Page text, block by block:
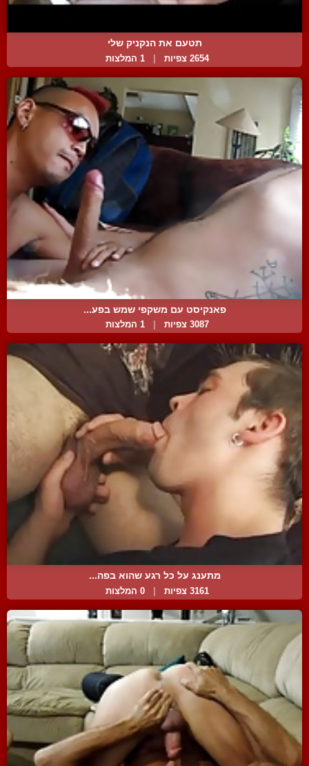
תטעם את הנקניק שלי
2654 צפיות 1 המלצות
פאנקיסט עם משקפי שמש בפע...
3087 צפיות 1 המלצות
מתענג על כל רגע שהוא בפה...
3161 צפיות 0 המלצות